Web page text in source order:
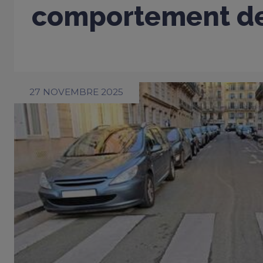
comportement
27 NOVEMBRE 2025